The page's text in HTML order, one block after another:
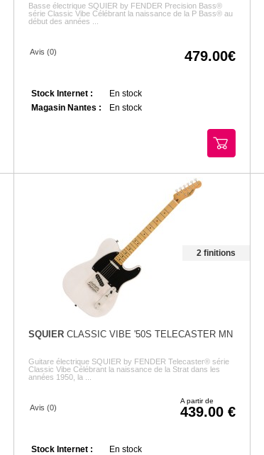
Basse électrique SQUIER by FENDER Precision Bass®
série Classic Vibe Célébrant la naissance de la P Bass® au
début des années ...
Avis (0) 479.00
Stock Internet :
En stock
Magasin Nantes :
En stock
2 finitions
SQUIERCLASSIC VIBE '50S TELECASTER MN
Guitare électrique SQUIER by FENDER Telecaster® série
Classic Vibe Célébrant la naissance de la Strat dans les
années 1950, la ...
Avis (0)
A partir de
439.00
Stock Internet :
En stock